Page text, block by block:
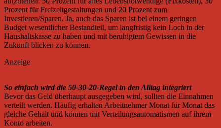
Prozent für Freizeitgestaltungen und 20 Prozent zum
Investieren/Sparen. Ja, auch das Sparen ist bei einem geringen
Budget wesentlicher Bestandteil, um langfristig kein Loch in der
Haushaltskasse zu haben und mit beruhigtem Gewissen in die
Zukunft blicken zu können.
Anzeige
So einfach wird die 50-30-20-Regel in den Alltag integriert
Bevor das Geld überhaupt ausgegeben wird, sollten die Einnahmen
verteilt werden. Häufig erhalten Arbeitnehmer Monat für Monat das
gleiche Gehalt und können mit Verteilungsautomatismen auf ihrem
Konto arbeiten.